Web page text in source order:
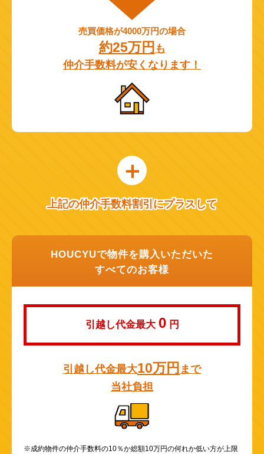
売買価格が4000万円の場合
約25万円 も
仲介手数料が安くなります！
上記の仲介手数料割引にプラスして
HOUCYUで物件を購入いただいた
すべてのお客様
引越し代金最大 0 円
引越し代金最大10万円 まで
当社負担
※成約物件の仲介手数料の10％か総額10万円の何れか低い方が上限